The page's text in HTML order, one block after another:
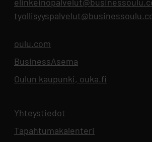
oulu.com
BusinessAsema
Oulun kaupunki, ouka.fi
Yhteystiedot
Tapahtumakalenteri